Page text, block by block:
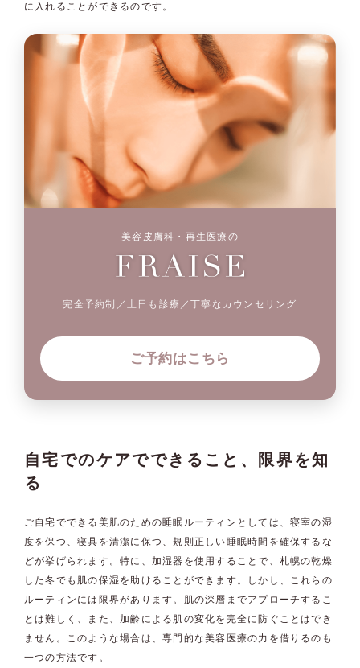
に入れることができるのです。
美容皮膚科・再生医療の
完全予約制／土日も診療／丁寧なカウンセリング
ご予約はこちら
自宅でのケアでできること、限界を知
る
ご自宅でできる美肌のための睡眠ルーティンとしては、寝室の湿
度を保つ、寝具を清潔に保つ、規則正しい睡眠時間を確保するな
どが挙げられます。特に、加湿器を使用することで、札幌の乾燥
した冬でも肌の保湿を助けることができます。しかし、これらの
ルーティンには限界があります。肌の深層までアプローチするこ
とは難しく、また、加齢による肌の変化を完全に防ぐことはでき
ません。このような場合は、専門的な美容医療の力を借りるのも
一つの方法です。